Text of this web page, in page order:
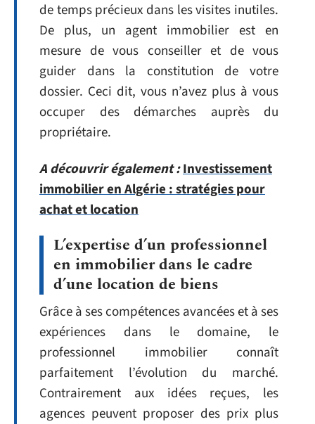
de temps précieux dans les visites inutiles.
De plus, un agent immobilier est en
mesure de vous conseiller et de vous
guider dans la constitution de votre
dossier. Ceci dit, vous n’avez plus à vous
occuper des démarches auprès du
propriétaire.
A découvrir également :Investissement
immobilier en Algérie : stratégies pour
achat et location
L’expertise d’un professionnel
en immobilier dans le cadre
d’une location de biens
Grâce à ses compétences avancées et à ses
expériences dans le domaine, le
professionnel immobilier connaît
parfaitement l’évolution du marché.
Contrairement aux idées reçues, les
agences peuvent proposer des prix plus